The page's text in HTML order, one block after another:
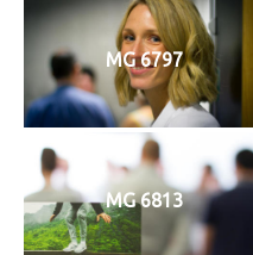
MG 6797
MG 6813